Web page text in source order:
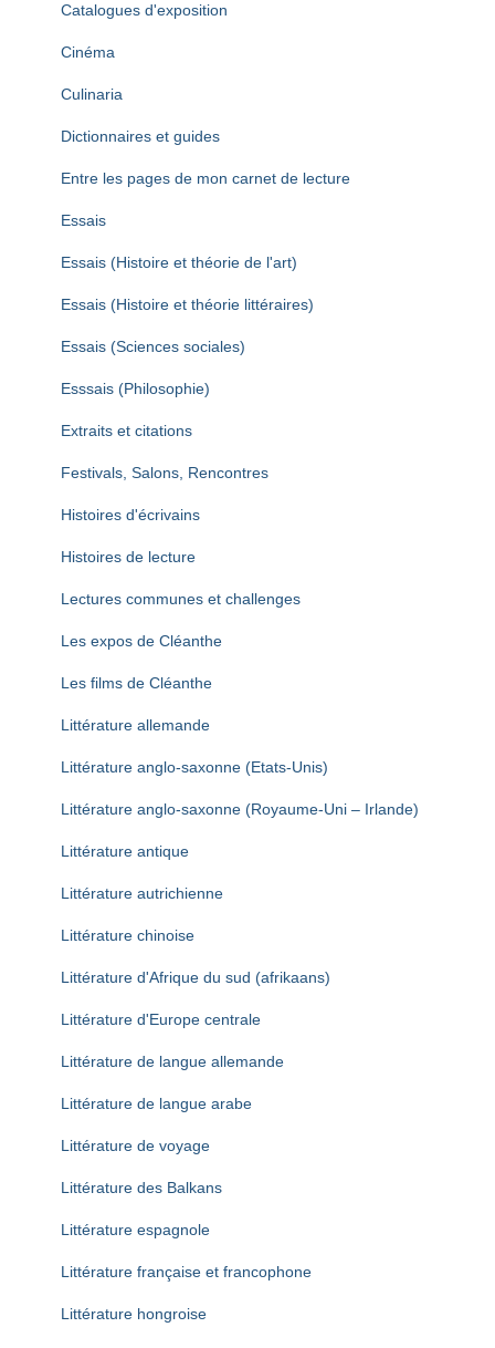
Catalogues d'exposition
Cinéma
Culinaria
Dictionnaires et guides
Entre les pages de mon carnet de lecture
Essais
Essais (Histoire et théorie de l'art)
Essais (Histoire et théorie littéraires)
Essais (Sciences sociales)
Esssais (Philosophie)
Extraits et citations
Festivals, Salons, Rencontres
Histoires d'écrivains
Histoires de lecture
Lectures communes et challenges
Les expos de Cléanthe
Les films de Cléanthe
Littérature allemande
Littérature anglo-saxonne (Etats-Unis)
Littérature anglo-saxonne (Royaume-Uni – Irlande)
Littérature antique
Littérature autrichienne
Littérature chinoise
Littérature d'Afrique du sud (afrikaans)
Littérature d'Europe centrale
Littérature de langue allemande
Littérature de langue arabe
Littérature de voyage
Littérature des Balkans
Littérature espagnole
Littérature française et francophone
Littérature hongroise